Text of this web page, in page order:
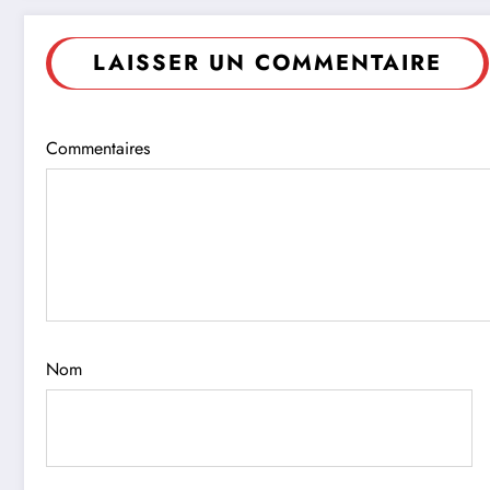
LAISSER UN COMMENTAIRE
Commentaires
Nom